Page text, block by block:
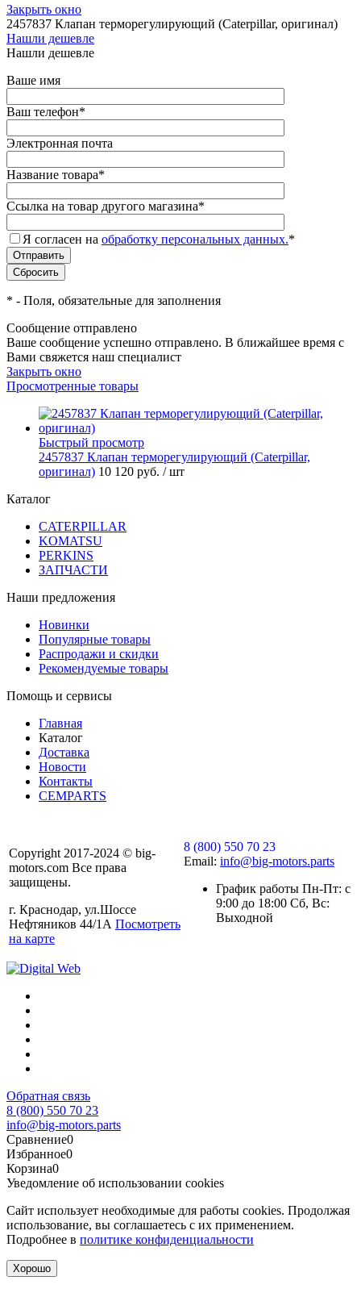
Закрыть окно
2457837 Клапан терморегулирующий (Caterpillar, оригинал)
Нашли дешевле
Нашли дешевле
Ваше имя
Ваш телефон*
Электронная почта
Название товара*
Ссылка на товар другого магазина*
Я согласен на обработку персональных данных.*
* - Поля, обязательные для заполнения
Сообщение отправлено
Ваше сообщение успешно отправлено. В ближайшее время с
Вами свяжется наш специалист
Закрыть окно
Просмотренные товары
Быстрый просмотр
2457837 Клапан терморегулирующий (Caterpillar,
оригинал) 10 120 руб. / шт
Каталог
CATERPILLAR
KOMATSU
PERKINS
ЗАПЧАСТИ
Наши предложения
Новинки
Популярные товары
Распродажи и скидки
Рекомендуемые товары
Помощь и сервисы
Главная
Каталог
Доставка
Новости
Контакты
CEMPARTS
Copyright 2017-2024 © big-
motors.com Все права
защищены.
г. Краснодар, ул.Шоссе
Нефтяников 44/1А Посмотреть
на карте
8 (800) 550 70 23
Email: info@big-motors.parts
График работы Пн-Пт: с
9:00 до 18:00 Сб, Вс:
Выходной
Обратная связь
8 (800) 550 70 23
info@big-motors.parts
Сравнение0
Избранное0
Корзина0
Уведомление об использовании cookies
Сайт использует необходимые для работы cookies. Продолжая
использование, вы соглашаетесь с их применением.
Подробнее в политике конфиденциальности
Хорошо